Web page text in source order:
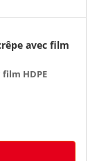
avec film
HDPE